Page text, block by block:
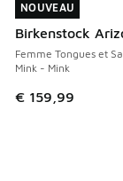
NOUVEAU
Birkenstock
Femme Tongues et
Mink - Mink
€ 159,99
NOUVEAU